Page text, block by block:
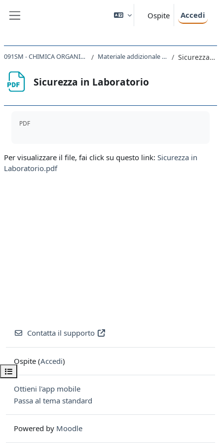
Ospite Accedi
Apri indice del corso
091SM - CHIMICA ORGANICA CON LABORATORIO 2023 Materiale addizionale per la parte di laboratorio Sicurezza in Laboratorio
Sicurezza in Laboratorio
PDF
Per visualizzare il file, fai click su questo link: Sicurezza in
Laboratorio.pdf
Contatta il supporto
Ospite (Accedi)
Ottieni l'app mobile
Passa al tema standard
Powered by Moodle